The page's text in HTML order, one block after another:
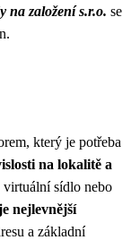
na založení s.r.o. se
který je potřeba
na lokalitě a
virtuální sídlo nebo
nejlevnější
a základní